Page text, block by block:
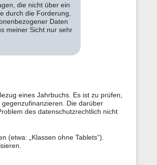
die nicht über ein
durch die Forderung,
Daten
meiner Sicht nur sehr
eines Jahrbuchs. Es ist zu prüfen,
Die darüber
des datenschutzrechtlich nicht
(etwa: „Klassen ohne Tablets“).